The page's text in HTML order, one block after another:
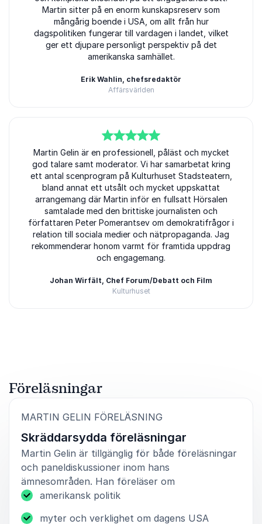
Martin sitter på en enorm kunskapsreserv som
mångårig boende i USA, om allt från hur
dagspolitiken fungerar till vardagen i landet, vilket
ger ett djupare personligt perspektiv på det
amerikanska samhället.
Erik Wahlin, chefsredaktör
Affärsvärlden
av5
Martin Gelin är en professionell, påläst och mycket
god talare samt moderator. Vi har samarbetat kring
ett antal scenprogram på Kulturhuset Stadsteatern,
bland annat ett utsålt och mycket uppskattat
arrangemang där Martin inför en fullsatt Hörsalen
samtalade med den brittiske journalisten och
författaren Peter Pomerantsev om demokratifrågor i
relation till sociala medier och nätpropaganda. Jag
rekommenderar honom varmt för framtida uppdrag
och engagemang.
Johan Wirfält, Chef Forum/Debatt och Film
Kulturhuset
Föreläsningar
MARTIN GELIN FÖRELÄSNING
Skräddarsydda föreläsningar
Martin Gelin är tillgänglig för både föreläsningar
och paneldiskussioner inom hans
ämnesområden. Han föreläser om
amerikansk politik
myter och verklighet om dagens USA